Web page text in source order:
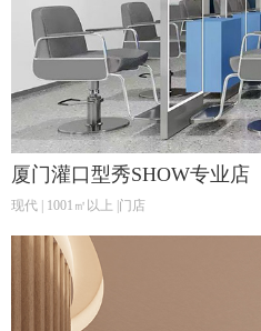
厦门灌口型秀SHOW专业店
现代 | 1001㎡以上 |门店